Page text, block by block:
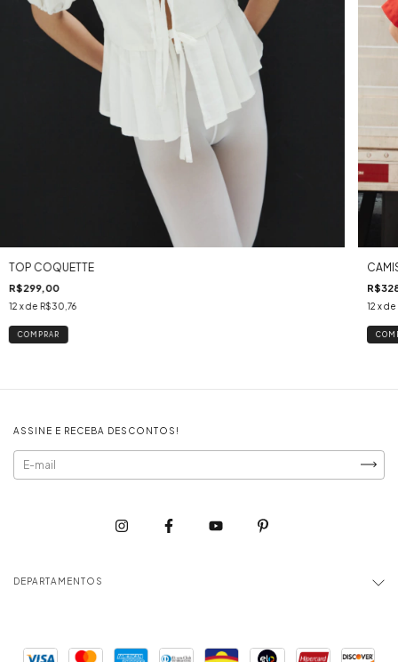
TOP COQUETTE
R$299,00
12 x de R$30,76
COMPRAR
12 x de
ASSINE E RECEBA DESCONTOS!
DEPARTAMENTOS